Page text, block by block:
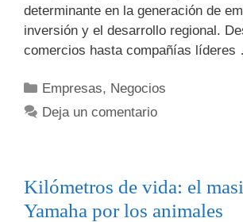
determinante en la generación de
inversión y el desarrollo regional.
comercios hasta compañías líderes
Empresas, Negocios
Deja un comentario
Kilómetros de vida: el
Yamaha por los animales